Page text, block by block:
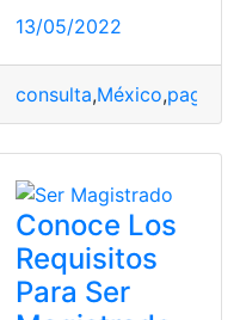
,salarios,Trabajo,
13/05/2022
consulta,México,pago
Conoce Los
Requisitos
Para Ser